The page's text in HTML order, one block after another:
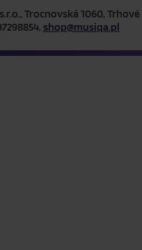
Trocnovská 1060, Trhové
shop@musiqa.pl